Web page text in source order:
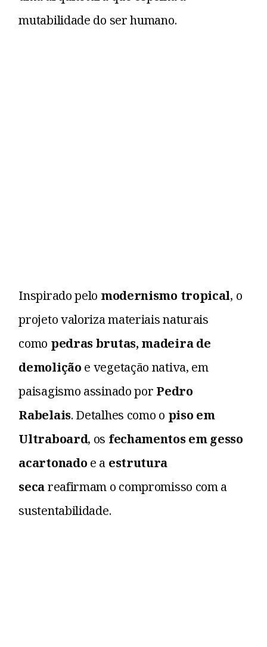
mutabilidade do ser humano.
Inspirado pelo modernismo tropical, o
projeto valoriza materiais naturais
como pedras brutas, madeira de
demolição e vegetação nativa, em
paisagismo assinado por Pedro
Rabelais. Detalhes como o piso em
Ultraboard, os fechamentos em gesso
acartonado e a estrutura
secareafirmam o compromisso com a
sustentabilidade.